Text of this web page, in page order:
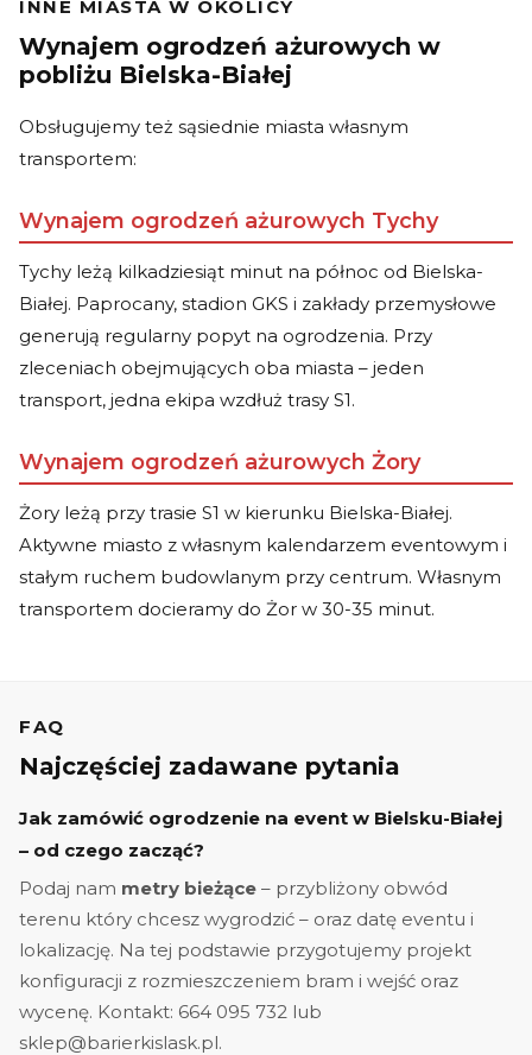
INNE MIASTA W OKOLICY
Wynajem ogrodzeń ażurowych w
pobliżu Bielska-Białej
Obsługujemy też sąsiednie miasta własnym
transportem:
Wynajem ogrodzeń ażurowych Tychy
Tychy leżą kilkadziesiąt minut na północ od Bielska-
Białej. Paprocany, stadion GKS i zakłady przemysłowe
generują regularny popyt na ogrodzenia. Przy
zleceniach obejmujących oba miasta – jeden
transport, jedna ekipa wzdłuż trasy S1.
Wynajem ogrodzeń ażurowych Żory
Żory leżą przy trasie S1 w kierunku Bielska-Białej.
Aktywne miasto z własnym kalendarzem eventowym i
stałym ruchem budowlanym przy centrum. Własnym
transportem docieramy do Żor w 30-35 minut.
FAQ
Najczęściej zadawane pytania
Jak zamówić ogrodzenie na event w Bielsku-Białej
– od czego zacząć?
Podaj nam metry bieżące – przybliżony obwód
terenu który chcesz wygrodzić – oraz datę eventu i
lokalizację. Na tej podstawie przygotujemy projekt
konfiguracji z rozmieszczeniem bram i wejść oraz
wycenę. Kontakt: 664 095 732 lub
sklep@barierkislask.pl.